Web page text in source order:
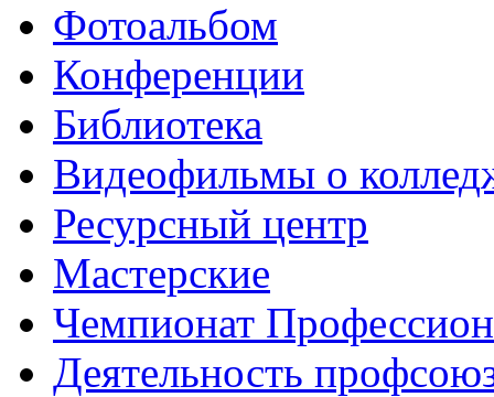
Фотоальбом
Конференции
Библиотека
Видеофильмы о
Ресурсный центр
Мастерские
Чемпионат
Деятельность